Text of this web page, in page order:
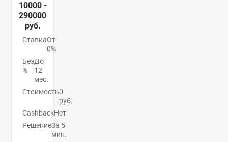
10000 -
290000
руб.
СтавкаОт
0%
Без
%
До
12
мес.
Стоимость0
руб.
CashbackНет
РешениеЗа 5
мин.